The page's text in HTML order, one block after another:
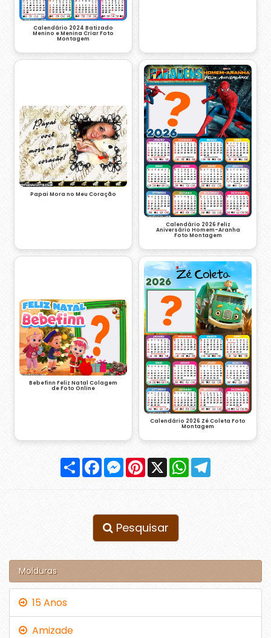
Calendário 2024 Batizado
Menino e Menina Criar Foto
Montagem
Papai Mora no Meu Coração
Calendário 2026 Feliz
Aniversário Homem-Aranha
Foto Montagem
Bebefinn Feliz Natal Colagem
de Foto Online
Calendário 2026 Zé Coleta Foto
Montagem
Compartilhar
FacebookMessenger
Pinterest
X WhatsApp
Pesquisar
Molduras
15 Anos
Amizade